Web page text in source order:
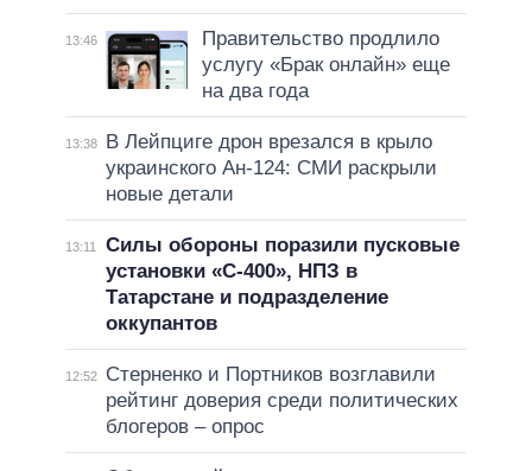
13:46
Правительство продлило
услугу «Брак онлайн» еще
на два года
13:38
В Лейпциге дрон врезался в крыло
украинского Ан-124: СМИ раскрыли
новые детали
13:11
Силы обороны поразили пусковые
установки «С-400», НПЗ в
Татарстане и подразделение
оккупантов
12:52
Стерненко и Портников возглавили
рейтинг доверия среди политических
блогеров – опрос